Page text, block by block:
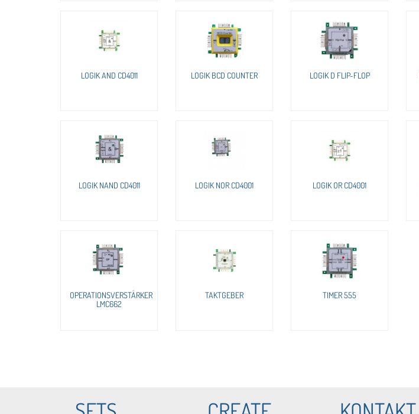
LOGIK AND CD4011 LOGIK BCD COUNTER LOGIK D FLIP-FLOP
LOGIK NAND CD4011 LOGIK NOR CD4001 LOGIK OR CD4001
OPERATIONSVERSTÄRKER
LMC662
TAKTGEBER TIMER 555